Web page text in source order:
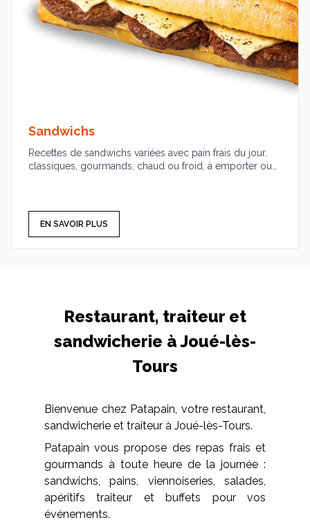
Sandwichs
Recettes de sandwichs variées avec pain frais du jour.
classiques, gourmands, chaud ou froid, à emporter ou
EN SAVOIR PLUS
Restaurant, traiteur et
sandwicherie à Joué-lès-
Tours
Bienvenue chez Patapain, votre restaurant,
sandwicherie et traiteur à Joué-lès-Tours.
Patapain vous propose des repas frais et
gourmands à toute heure de la journée :
sandwichs, pains, viennoiseries, salades,
apéritifs traiteur et buffets pour vos
événements.